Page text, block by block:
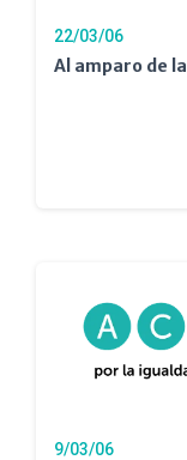
22/03/06
Al amparo de
9/03/06